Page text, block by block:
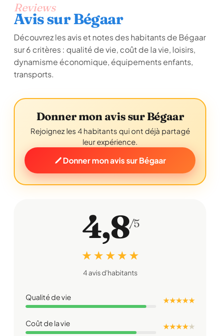
Reviews
Avis sur Bégaar
Découvrez les avis et notes des habitants de Bégaar
sur 6 critères : qualité de vie, coût de la vie, loisirs,
dynamisme économique, équipements enfants,
transports.
Donner mon avis sur Bégaar
Rejoignez les 4 habitants qui ont déjà partagé
leur expérience.
Donner mon avis sur Bégaar
4,8/5
★ ★ ★ ★ ★
4 avis d'habitants
Qualité de vie ★ ★ ★ ★ ★
Coût de la vie ★ ★ ★ ★★